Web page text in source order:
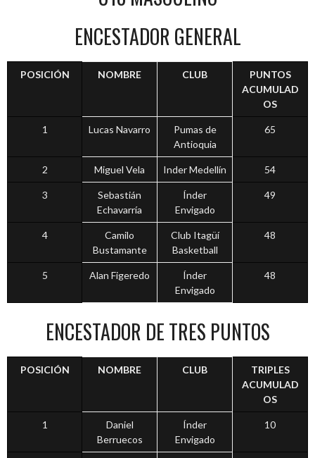
ENCESTADOR GENERAL
POSICIÓN NOMBRE CLUB
PUNTOS
ACUMULAD
OS
1 Lucas Navarro
Pumas de
Antioquia
65
2 Miguel Vela Inder Medellín 54
3
Sebastián
Echavarría
Índer
Envigado
49
4
Camilo
Bustamante
Club Itagüí
Basketball
48
5 Alan Figeredo
Índer
Envigado
48
ENCESTADOR DE TRES PUNTOS
POSICIÓN NOMBRE CLUB
TRIPLES
ACUMULAD
OS
1
Daniel
Berruecos
Índer
Envigado
10